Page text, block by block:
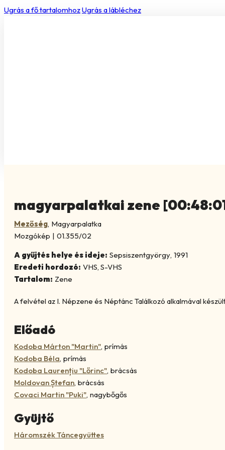
Ugrás a fő tartalomhozUgrás a lábléchez
magyarpalatkai zene
Mezőség, Magyarpalatka
Mozgókép | 01.355/02
A gyűjtés helye és ideje: Sepsiszentgyörgy, 1991
Eredeti hordozó: VHS, S-VHS
Tartalom: Zene
A felvétel az I. Népzene és Néptánc Találkozó alkalmával
Előadó
Kodoba Márton "Martin", prímás
Kodoba Béla, prímás
Kodoba Laurențiu "Lőrinc", brácsás
Moldovan Ștefan, brácsás
Covaci Martin "Puki", nagybőgős
Gyüjtő
Háromszék Táncegyüttes